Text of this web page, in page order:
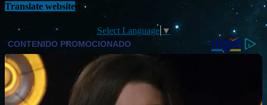
Translate website
Select Language ▼